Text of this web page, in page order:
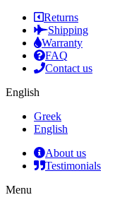
Returns
Shipping
Warranty
FAQ
Contact us
English
Greek
English
About us
Testimonials
Menu